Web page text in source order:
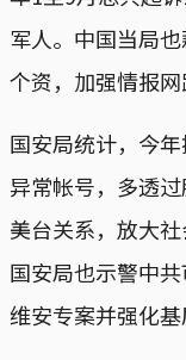
军人。中国当局
个资，加强情报网
国安局统计，今
异常帐号，多透
美台关系，放大
国安局也示警中
维安专案并强化基